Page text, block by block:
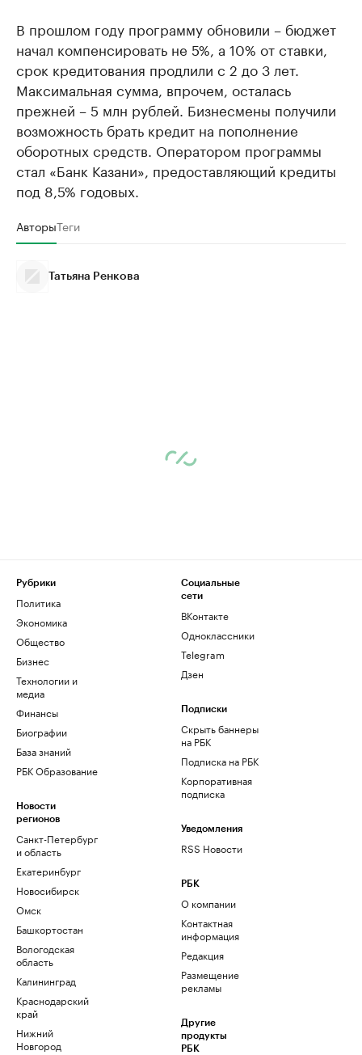
В прошлом году программу обновили – бюджет
начал компенсировать не 5%, а 10% от ставки,
срок кредитования продлили с 2 до 3 лет.
Максимальная сумма, впрочем, осталась
прежней – 5 млн рублей. Бизнесмены получили
возможность брать кредит на пополнение
оборотных средств. Оператором программы
стал «Банк Казани», предоставляющий кредиты
под 8,5% годовых.
АвторыТеги
Татьяна Ренкова
Рубрики
Политика
Экономика
Общество
Бизнес
Технологии и
медиа
Финансы
Биографии
База знаний
РБК Образование
Новости
регионов
Санкт-Петербург
и область
Екатеринбург
Новосибирск
Омск
Башкортостан
Вологодская
область
Калининград
Краснодарский
край
Нижний
Новгород
Социальные
сети
ВКонтакте
Одноклассники
Telegram
Дзен
Подписки
Скрыть баннеры
на РБК
Подписка на РБК
Корпоративная
подписка
Уведомления
RSS Новости
РБК
О компании
Контактная
информация
Редакция
Размещение
рекламы
Другие
продукты
РБК